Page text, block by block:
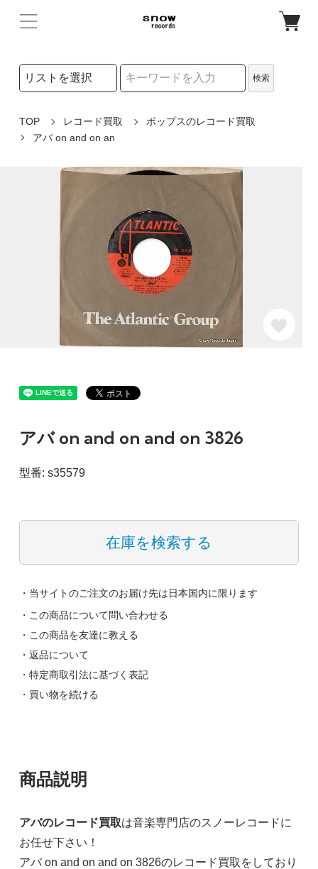
検索リストの選択
検索
TOP レコード買取
ポップスのレコード買取
アバ on and on an
アバ on and on and on 3826
型番: s35579
在庫を検索する
・当サイトのご注文のお届け先は日本国内に限ります
・この商品について問い合わせる
・この商品を友達に教える
・返品について
・特定商取引法に基づく表記
・買い物を続ける
商品説明
アバのレコード買取は音楽専門店のスノーレコードに
お任せ下さい！
アバ on and on and on 3826のレコード買取をしており